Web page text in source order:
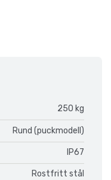
250 kg
Rund (puckmodell)
IP67
Rostfritt stål